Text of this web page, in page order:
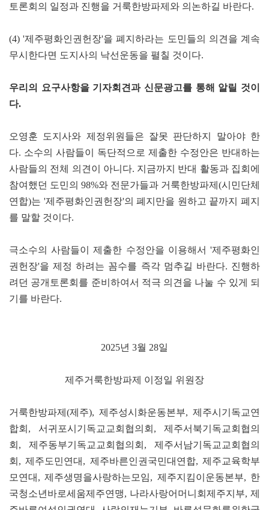
토론회의 일정과 진행을 거룩한방파제와 의논하길 바란다.
(4) '제주평화인권헌장'을 폐지하라는 도민들의 의견을 계속
무시한다면 도지사의 낙선운동을 펼칠 것이다.
우리의 요구사항을 기자회견과 신문광고를 통해 알릴 것이
다.
오영훈 도지사와 제정위원들은 잘못 판단하지 말아야 한
다. 소수의 사람들이 독단적으로 제출한 수정안은 반대하는
사람들의 전체 의견이 아니다. 지금까지 반대 활동과 집회에
참여했던 도민의 98%와 전문가들과 거룩한방파제(시민단체
연합)는 '제주평화인권헌장'의 폐지만을 원하고 끝까지 폐지
를 말할 것이다.
극소수의 사람들이 제출한 수정안을 이용해서 '제주평화인
권헌장'을 제정 하려는 꼼수를 즉각 멈추길 바란다. 진행하
려던 공개토론회를 준비하여서 적극 의견을 나눌 수 있게 되
기를 바란다.
2025년 3월 28일
제주거룩한방파제 이정일 위원장
거룩한방파제(제주), 제주성시화운동본부, 제주시기독교연
합회, 서귀포시기독교교회협의회, 제주서북기독교회협의
회, 제주동부기독교교회협의회, 제주서남기독교교회협의
회, 제주도민연대, 제주바른인권국민대연합, 제주교육학부
모연대, 제주생명을사랑하는모임, 제주지킴이운동본부, 한
국청소년바로세움제주연맹, 나라사랑어머니회제주지부, 제